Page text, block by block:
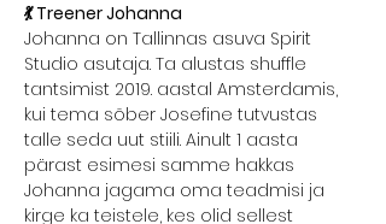
💃 Treener Johanna
Johanna on Tallinnas asuva Spirit
Studio asutaja. Ta alustas shuffle
tantsimist 2019. aastal Amsterdamis,
kui tema sõber Josefine tutvustas
talle seda uut stiili. Ainult 1 aasta
pärast esimesi samme hakkas
Johanna jagama oma teadmisi ja
kirge ka teistele, kes olid sellest